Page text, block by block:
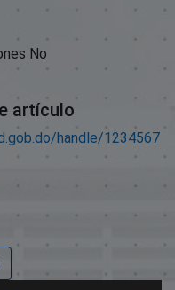
No
artículo
handle/1234567